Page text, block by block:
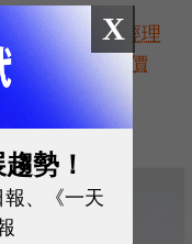
！國際品牌X經理
具潛力的核心價
X
勢！
、《一天